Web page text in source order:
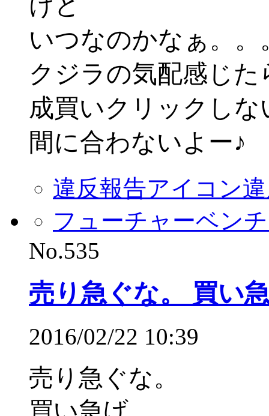
いつなのかなぁ。。
クジラの気配感じ
成買いクリックしな
間に合わないよー♪
違反報告アイコン
フューチャーベン
No.535
売り急ぐな。 買い
2016/02/22 10:39
売り急ぐな。